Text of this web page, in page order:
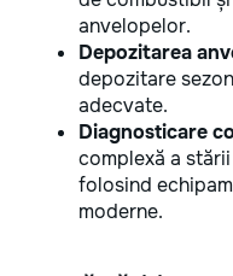
anvelopelor.
Depozitarea
depozitare
adecvate.
Diagnosticare
complexă a
folosind
moderne.